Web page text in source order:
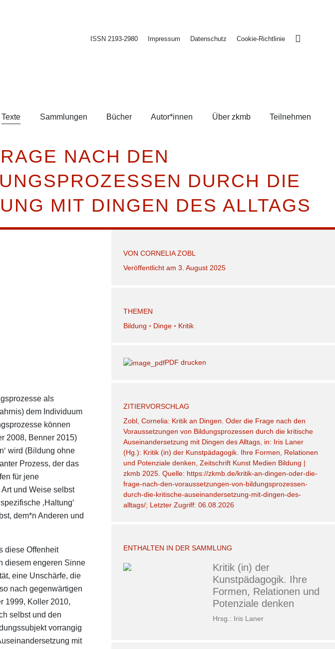
ISSN 2193-2980 Impressum Datenschutz Cookie-Richtlinie
Texte Sammlungen Bücher Autor*innen Über zkmb Teilnehmen
NACH DEN
DURCH DIE
MIT DINGEN DES ALLTAGS
als
dem Individuum
können
2008, Benner 2015)
wird (Bildung ohne
Prozess, der das
für jene
und Weise selbst
‚Haltung‘
dem*n Anderen und
diese Offenheit
diesem engeren Sinne
eine Unschärfe, die
nach gegenwärtigen
1999, Koller 2010,
selbst und den
vorrangig
mit
VON CORNELIA ZOBL
Veröffentlicht am 3. August 2025
THEMEN
Bildung ◦ Dinge ◦ Kritik
PDF drucken
ZITIERVORSCHLAG
Zobl, Cornelia: Kritik an Dingen. Oder die Frage nach den
Voraussetzungen von Bildungsprozessen durch die kritische
Auseinandersetzung mit Dingen des Alltags, in: Iris Laner
(Hg.): Kritik (in) der Kunstpädagogik. Ihre Formen, Relationen
und Potenziale denken, Zeitschrift Kunst Medien Bildung |
zkmb 2025. Quelle: https://zkmb.de/kritik-an-dingen-oder-die-
frage-nach-den-voraussetzungen-von-bildungsprozessen-
durch-die-kritische-auseinandersetzung-mit-dingen-des-
alltags/; Letzter Zugriff: 06.08.2026
ENTHALTEN IN DER SAMMLUNG
Kritik (in) der
Kunstpädagogik. Ihre
Formen, Relationen und
Potenziale denken
Hrsg.: Iris Laner